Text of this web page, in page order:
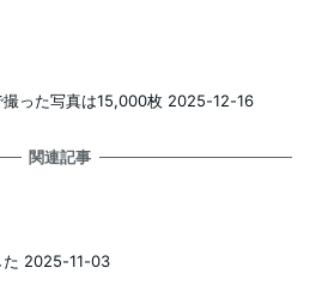
撮った写真は15,000枚 2025-12-16
関連記事
た 2025-11-03